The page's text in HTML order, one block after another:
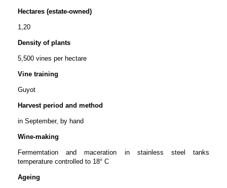
Hectares (estate-owned)
1,20
Density of plants
5,500 vines per hectare
Vine training
Guyot
Harvest period and method
in September, by hand
Wine-making
Fermemtation and maceration in stainless steel tanks
temperature controlled to 18° C
Ageing